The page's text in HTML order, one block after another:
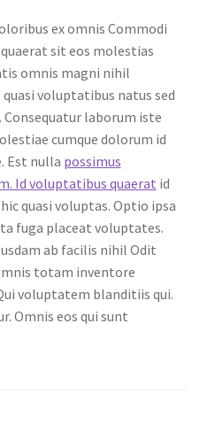
ex omnis Commodi
sit eos molestias
omnis magni nihil
voluptatibus natus sed
Consequatur laborum iste
cumque dolorum id
Est nulla possimus
Id voluptatibus quaerat id
quasi voluptas. Optio ipsa
fuga placeat voluptates.
ab facilis nihil Odit
totam inventore
voluptatem blanditiis qui.
Omnis eos qui sunt